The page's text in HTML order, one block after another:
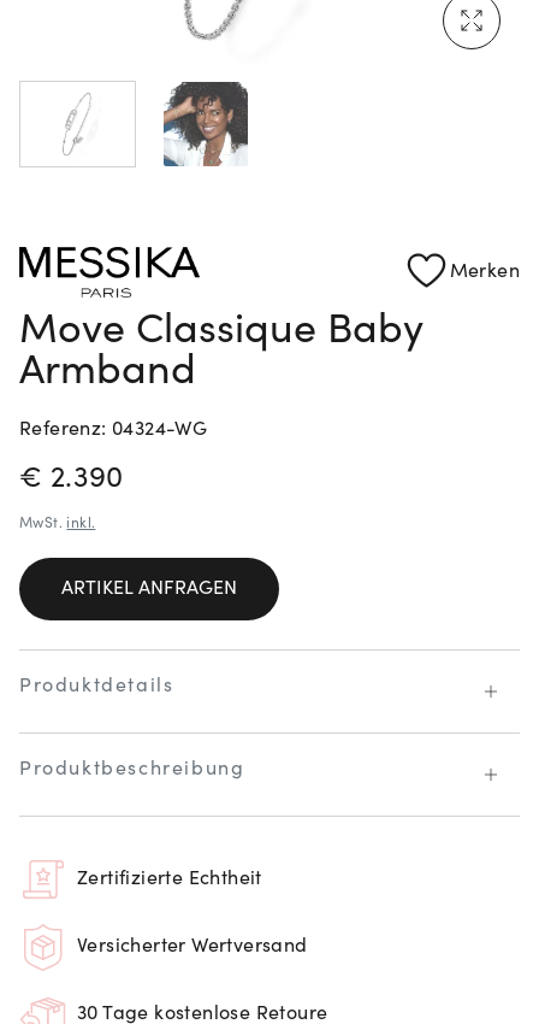
Mehr erfahren: Ikonische Uhren von Cartier
Rolex Certified Pre-Owned entdecken
Merken
Move Classique Baby
Armband
Referenz: 04324-WG
PREISINFORMATIONEN
€ 2.390
MwSt. inkl.
ARTIKEL ANFRAGEN
Produktdetails
Produktbeschreibung
Zertifizierte Echtheit
Versicherter Wertversand
30 Tage kostenlose Retoure